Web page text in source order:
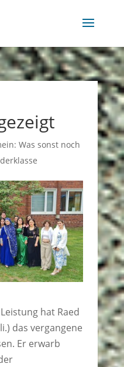
Was sonst noch
hat Raed
das vergangene
Er erwarb